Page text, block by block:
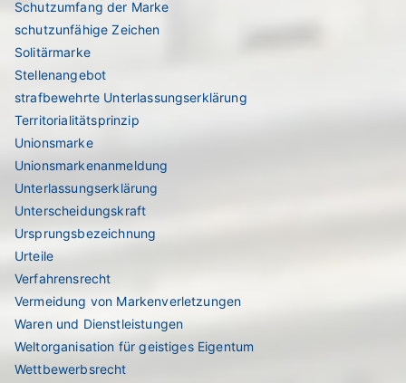
Schutzumfang der Marke
schutzunfähige Zeichen
Solitärmarke
Stellenangebot
strafbewehrte Unterlassungserklärung
Territorialitätsprinzip
Unionsmarke
Unionsmarkenanmeldung
Unterlassungserklärung
Unterscheidungskraft
Ursprungsbezeichnung
Urteile
Verfahrensrecht
Vermeidung von Markenverletzungen
Waren und Dienstleistungen
Weltorganisation für geistiges Eigentum
Wettbewerbsrecht